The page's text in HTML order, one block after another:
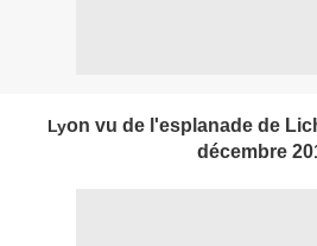
Lyon vu de l'esplanade de
décembre